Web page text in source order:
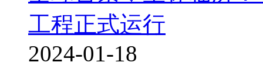
工程正式运行
2024-01-18